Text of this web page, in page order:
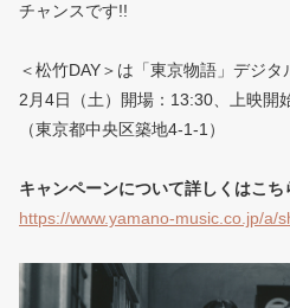
チャンスです!!
＜松竹DAY＞は「東京物語」デジタ
2月4日（土）開場：13:30、上映
（東京都中央区築地4-1-1）
キャンペーンについて詳しくはこち
https://www.yamano-music.co.jp/a/